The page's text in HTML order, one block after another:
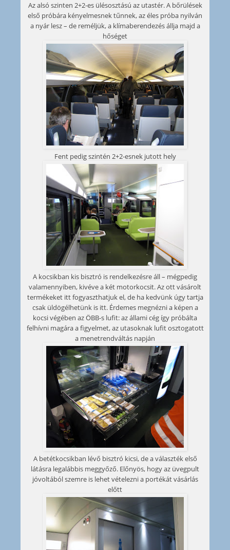
Az alsó szinten 2+2-es ülésosztású az utastér. A bőrülések
első próbára kényelmesnek tűnnek, az éles próba nyilván
a nyár lesz – de reméljük, a klímaberendezés állja majd a
hőséget
Fent pedig szintén 2+2-esnek jutott hely
A kocsikban kis bisztró is rendelkezésre áll – mégpedig
valamennyiben, kivéve a két motorkocsit. Az ott vásárolt
termékeket itt fogyaszthatjuk el, de ha kedvünk úgy tartja
csak üldögélhetünk is itt. Érdemes megnézni a képen a
kocsi végében az ÖBB-s lufit: az állami cég így próbálta
felhívni magára a figyelmet, az utasoknak lufit osztogatott
a menetrendváltás napján
A betétkocsikban lévő bisztró kicsi, de a választék első
látásra legalábbis meggyőző. Előnyös, hogy az üvegpult
jóvoltából szemre is lehet vételezni a portékát vásárlás
előtt